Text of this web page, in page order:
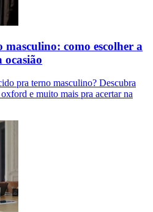
como escolher a
ocasião
pra terno masculino? Descubra
e muito mais pra acertar na